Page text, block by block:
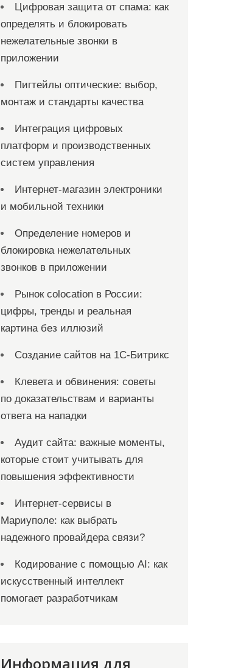
Цифровая защита от спама: как
определять и блокировать
нежелательные звонки в
приложении
Пигтейлы оптические: выбор,
монтаж и стандарты качества
Интеграция цифровых
платформ и производственных
систем управления
Интернет-магазин электроники
и мобильной техники
Определение номеров и
блокировка нежелательных
звонков в приложении
Рынок colocation в России:
цифры, тренды и реальная
картина без иллюзий
Создание сайтов на 1С-Битрикс
Клевета и обвинения: советы
по доказательствам и варианты
ответа на нападки
Аудит сайта: важные моменты,
которые стоит учитывать для
повышения эффективности
Интернет-сервисы в
Мариуполе: как выбрать
надежного провайдера связи?
Кодирование с помощью AI: как
искусственный интеллект
помогает разработчикам
Информация для